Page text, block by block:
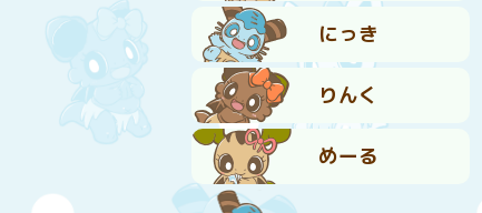
にっき
りんく
めーる